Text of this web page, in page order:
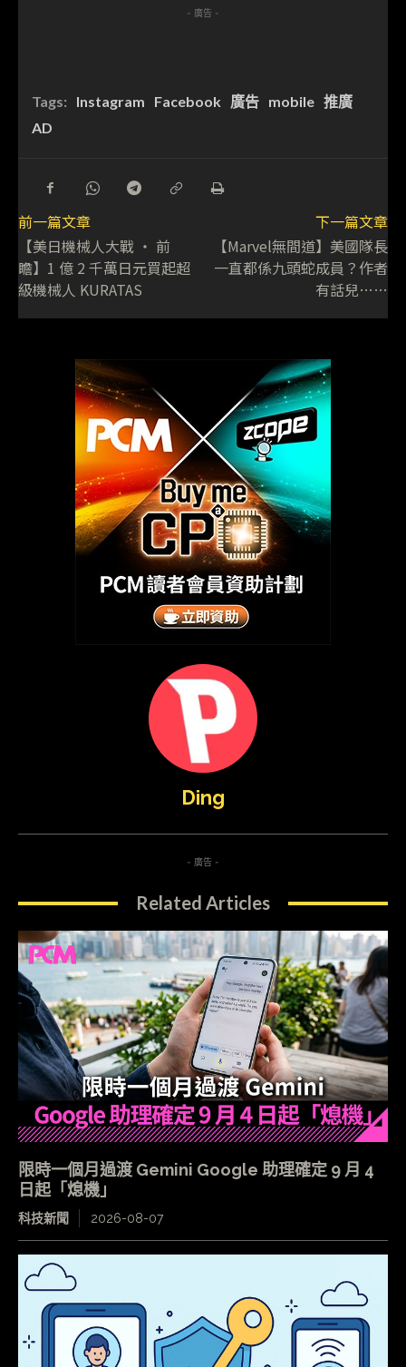
- 廣告 -
Tags: Instagram Facebook 廣告 mobile 推廣
AD
前一篇文章
【美日機械人大戰 ‧ 前
瞻】1 億 2 千萬日元買起超
級機械人 KURATAS
下一篇文章
【Marvel無間道】美國隊長
一直都係九頭蛇成員？作者
有話兒……
Ding
- 廣告 -
Related Articles
限時一個月過渡 Gemini Google 助理確定 9 月 4
日起「熄機」
科技新聞 2026-08-07